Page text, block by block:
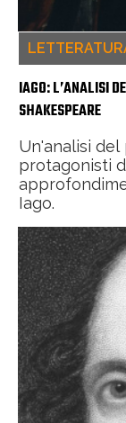
IAGO: L’ANALISI
SHAKESPEARE
Un'analisi del
protagonisti
Iago.